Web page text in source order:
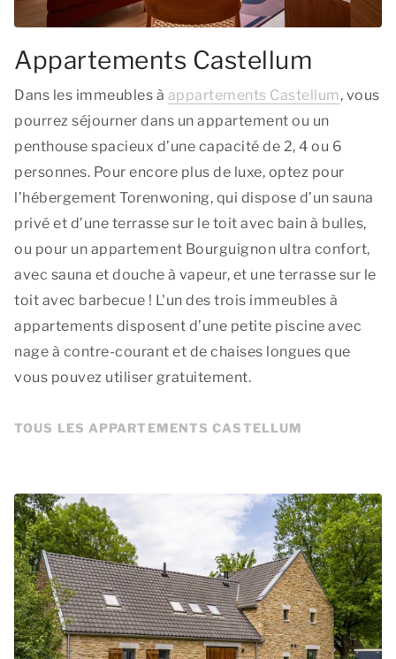
Appartements Castellum
Dans les immeubles à appartements Castellum, vous
pourrez séjourner dans un appartement ou un
penthouse spacieux d’une capacité de 2, 4 ou 6
personnes. Pour encore plus de luxe, optez pour
l’hébergement Torenwoning, qui dispose d’un sauna
privé et d’une terrasse sur le toit avec bain à bulles,
ou pour un appartement Bourguignon ultra confort,
avec sauna et douche à vapeur, et une terrasse sur le
toit avec barbecue ! L'un des trois immeubles à
appartements disposent d’une petite piscine avec
nage à contre-courant et de chaises longues que
vous pouvez utiliser gratuitement.
TOUS LES APPARTEMENTS CASTELLUM